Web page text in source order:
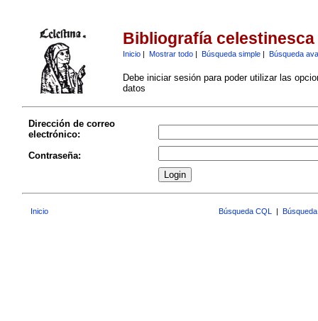
Bibliografía celestinesca
Inicio| Mostrar todo| Búsqueda simple| Búsqueda
Debe iniciar sesión para poder utilizar las
datos
Dirección de correo
electrónico:
Contraseña:
Inicio Búsqueda CQL |